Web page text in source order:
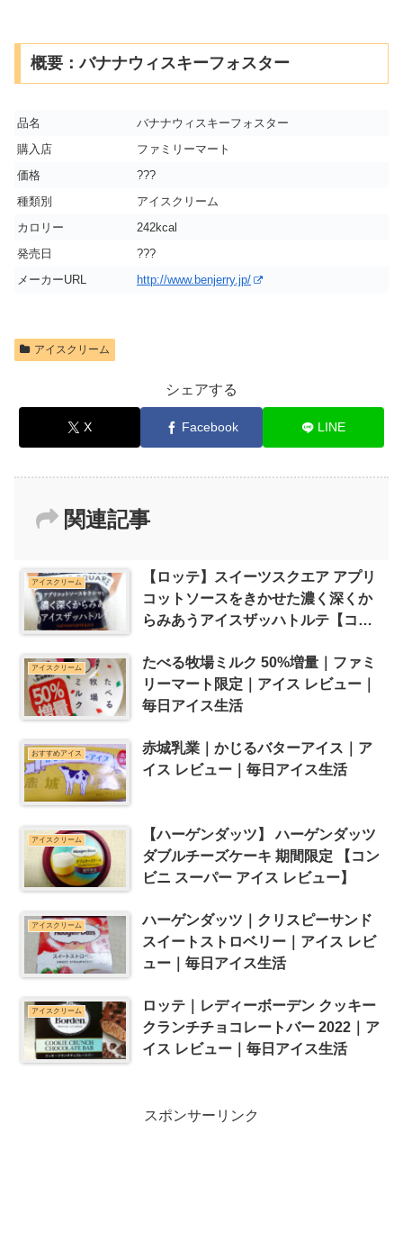
概要：バナナウィスキーフォスター
品名
バナナウィスキーフォスター
購入店
ファミリーマート
価格
???
種類別
アイスクリーム
カロリー
242kcal
発売日
???
メーカーURL
http://www.benjerry.jp/
アイスクリーム
シェアする
X Facebook LINE
関連記事
アイスクリーム
【ロッテ】スイーツスクエア アプリ
コットソースをきかせた濃く深くか
らみあうアイスザッハトルテ【コン
アイスクリーム
たべる牧場ミルク 50%増量｜ファミ
リーマート限定｜アイス レビュー｜
毎日アイス生活
おすすめアイス
赤城乳業｜かじるバターアイス｜ア
イス レビュー｜毎日アイス生活
アイスクリーム
【ハーゲンダッツ】 ハーゲンダッツ
ダブルチーズケーキ 期間限定 【コン
ビニ スーパー アイス レビュー】
アイスクリーム
ハーゲンダッツ｜クリスピーサンド
スイートストロベリー｜アイス レビ
ュー｜毎日アイス生活
アイスクリーム
ロッテ｜レディーボーデン クッキー
クランチチョコレートバー 2022｜ア
イス レビュー｜毎日アイス生活
スポンサーリンク